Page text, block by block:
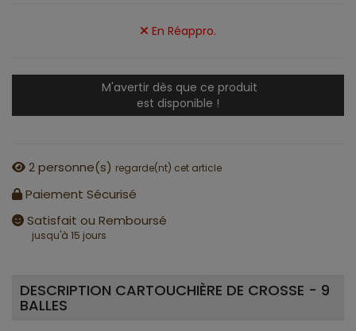
En Réappro.
M'avertir dès que ce produit
est disponible !
2personne(s) regarde(nt) cet article
Paiement Sécurisé
Satisfait ou Remboursé
jusqu'à 15 jours
DESCRIPTION CARTOUCHIÈRE DE CROSSE - 9
BALLES